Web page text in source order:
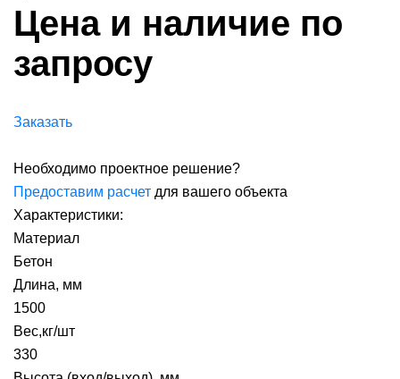
Цена и наличие по
запросу
Заказать
Необходимо проектное решение?
Предоставим расчет для вашего объекта
Характеристики:
Материал
Бетон
Длина, мм
1500
Вес,кг/шт
330